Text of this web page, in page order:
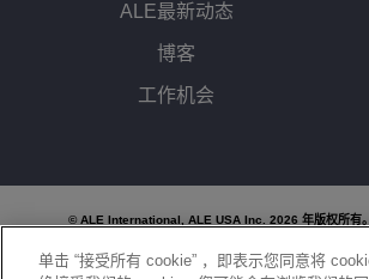
ALE最新动态
博客
工作机会
© ALE International, ALE USA Inc. 2026 年版权所有。
单击 “接受所有 cookie” ，即表示您同意将